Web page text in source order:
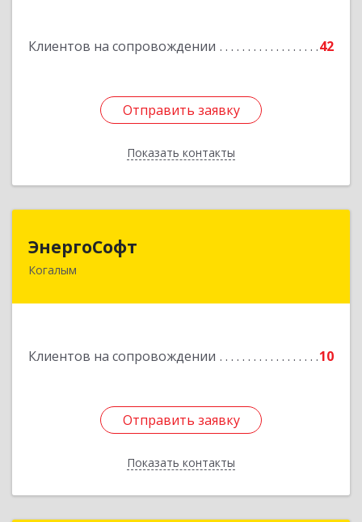
Клиентов на сопровождении 42
Отправить заявку
Показать контакты
Отправить заявку
Назад
ЭнергоСофт
Когалым
Клиентов на сопровождении 10
Отправить заявку
Показать контакты
628485, Ханты-Мансийский Автономный округ
Подробнее
Отправить заявку
Назад